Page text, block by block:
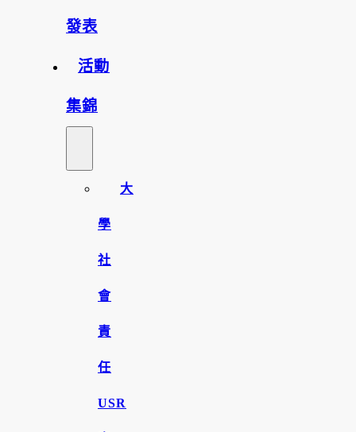
發表
活動
集錦
大
學
社
會
責
任
USR